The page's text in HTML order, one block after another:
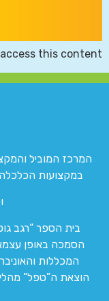
this content
במקצועות
בית הספר “רגב
הסמכה באופן
המכללות
הוצאת ה”טפל”